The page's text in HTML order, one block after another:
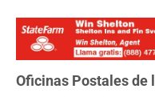
Oficinas Postales de